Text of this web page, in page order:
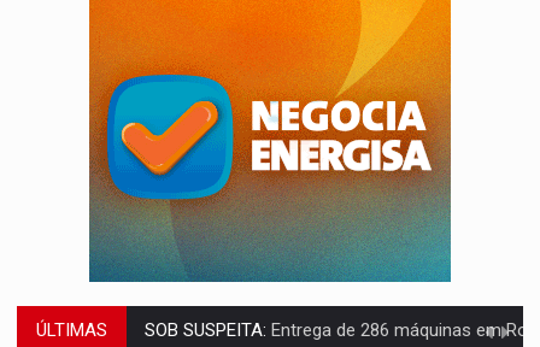
ÚLTIMAS ARTIGO:Reter até 50% no distrato imobiliário é legal, mas não pode